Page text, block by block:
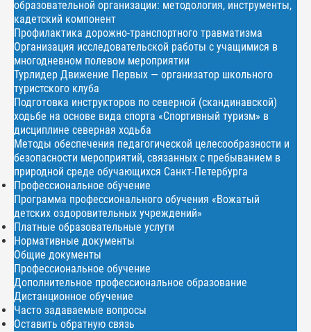
образовательной организации: методология, инструменты,
кадетский компонент
Профилактика дорожно-транспортного травматизма
Организация исследовательской работы с учащимися в
многодневном полевом мероприятии
Турлидер Движение Первых — организатор школьного
туристского клуба
Подготовка инструкторов по северной (скандинавской)
ходьбе на основе вида спорта «Спортивный туризм» в
дисциплине северная ходьба
Методы обеспечения педагогической целесообразности и
безопасности мероприятий, связанных с пребыванием в
природной среде обучающихся Санкт-Петербурга
Профессиональное обучение
Программа профессионального обучения «Вожатый
детских оздоровительных учреждений»
Платные образовательные услуги
Нормативные документы
Общие документы
Профессиональное обучение
Дополнительное профессиональное образование
Дистанционное обучение
Часто задаваемые вопросы
Оставить обратную связь